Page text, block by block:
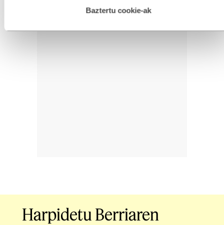
esplizitua ematen diguzu.Gehiago irakurri
Baztertu cookie-ak
Harpidetu Berriaren